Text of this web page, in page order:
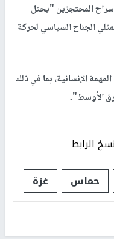
المحتجزين "يحتل
الجناح السياسي لحركة
الإنسانية، بما في ذلك
الأوسط".
الرابط
حماس غزة